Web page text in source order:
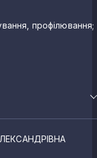
профілювання;